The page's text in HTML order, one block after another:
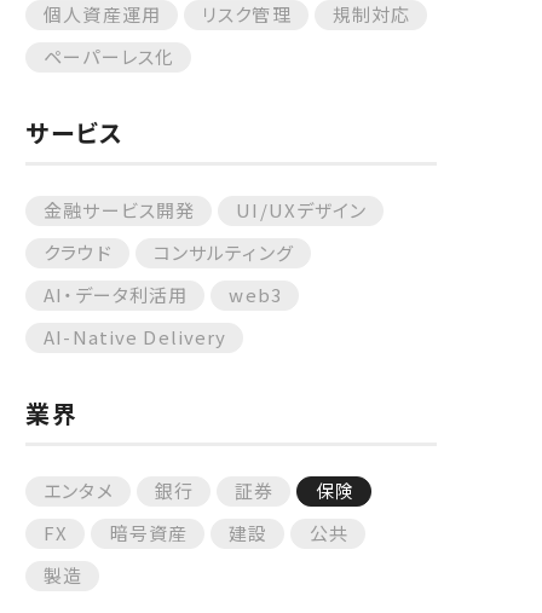
個人資産運用
リスク管理
規制対応
ペーパーレス化
サービス
金融サービス開発
UI/UXデザイン
クラウド
コンサルティング
AI・データ利活用
web3
AI-Native Delivery
業界
エンタメ 銀行 証券
保険
FX
暗号資産 建設
公共
製造